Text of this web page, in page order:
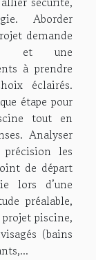
Aborder
demande
et une
à prendre
éclairés.
étape pour
tout en
Analyser
les
de départ
lors d’une
préalable,
piscine,
(bains